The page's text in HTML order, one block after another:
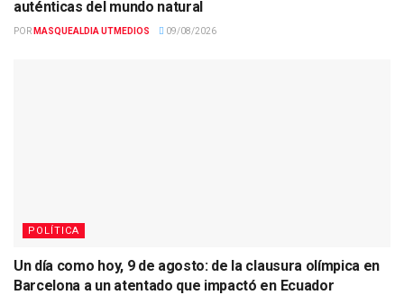
auténticas del mundo natural
POR MASQUEALDIA UTMEDIOS 09/08/2026
POLÍTICA
Un día como hoy, 9 de agosto: de la clausura olímpica en
Barcelona a un atentado que impactó en Ecuador